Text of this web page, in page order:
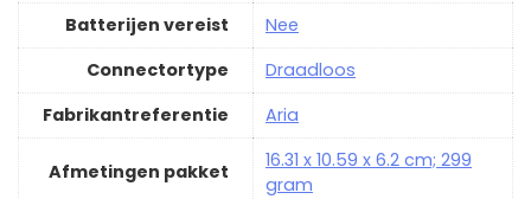
Batterijen vereist
‎Nee
Connectortype
‎Draadloos
Fabrikantreferentie
‎Aria
Afmetingen pakket
‎16.31 x 10.59 x 6.2 cm; 299
gram